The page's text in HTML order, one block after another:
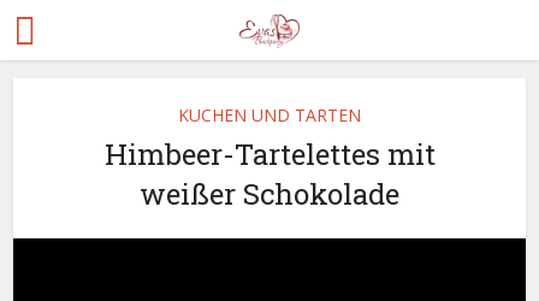
KUCHEN UND TARTEN
Himbeer-Tartelettes mit
weißer Schokolade